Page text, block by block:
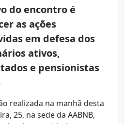
do encontro é
as ações
em defesa dos
ativos,
e pensionistas
realizada na manhã desta
25, na sede da AABNB,